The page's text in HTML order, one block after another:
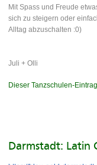
Mit Spass und Freude
sich zu steigern oder
Alltag abzuschalten :0)
Juli + Olli
Dieser Tanzschulen-
Darmstadt: Latin